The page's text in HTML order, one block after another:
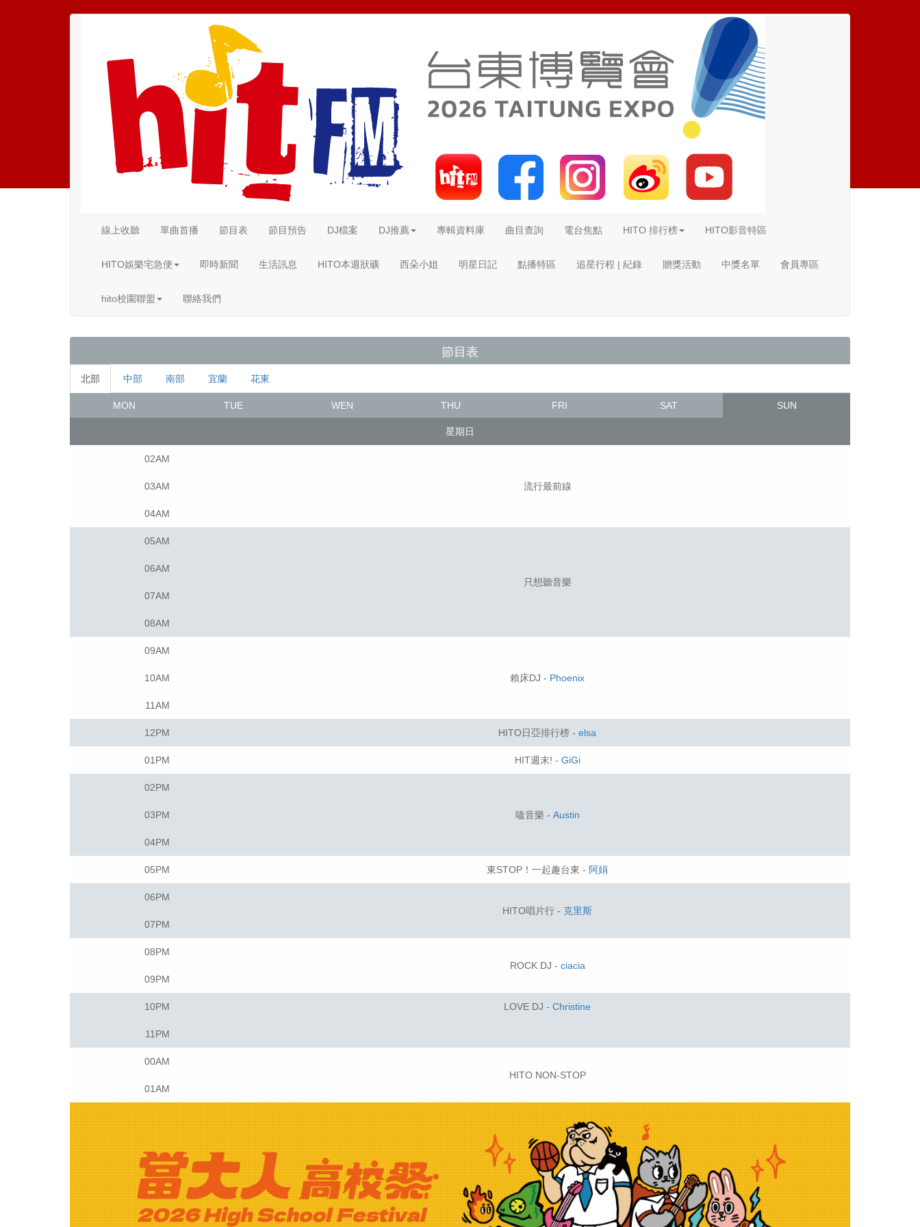
線上收聽 單曲首播 節目表 節目預告 DJ檔案 DJ推薦 專輯資料庫 曲目查詢 電台焦點 HITO 排行榜 HITO影音特區
HITO娛樂宅急便 即時新聞 生活訊息 HITO本週狀礦 西朵小姐 明星日記 點播特區 追星行程 | 紀錄 贈獎活動 中獎名單 會員專區
hito校園聯盟 聯絡我們
節目表
北部 中部 南部 宜蘭 花東
MON TUE WEN THU FRI SAT SUN
星期日
02AM
流行最前線
03AM
04AM
05AM
只想聽音樂
06AM
07AM
08AM
09AM
賴床DJ - Phoenix
10AM
11AM
12PM HITO日亞排行榜 - elsa
01PM HIT週末! - GiGi
02PM
嗑音樂 - Austin
03PM
04PM
05PM 東STOP！一起趣台東 - 阿娟
06PM
HITO唱片行 - 克里斯
07PM
08PM
ROCK DJ - ciacia
09PM
10PM LOVE DJ - Christine
11PM
00AM
HITO NON-STOP
01AM